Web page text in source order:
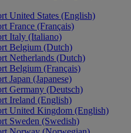
United States (English)
France (Français)
Italy (Italiano)
Belgium (Dutch)
Netherlands (Dutch)
Belgium (Français)
Japan (Japanese)
Germany (Deutsch)
Ireland (English)
United Kingdom (English)
Sweden (Swedish)